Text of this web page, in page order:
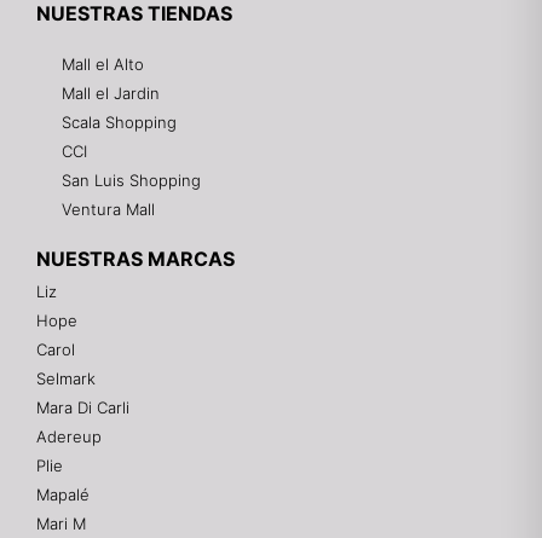
NUESTRAS TIENDAS
Mall el Alto
Mall el Jardin
Scala Shopping
CCI
San Luis Shopping
Ventura Mall
NUESTRAS MARCAS
Liz
Hope
Carol
Selmark
Mara Di Carli
Adereup
Plie
Mapalé
Mari M
¡Hola! 👋
Gracias por visitarnos. Te asesoramos
personalmente con tu compra: tallas, envíos y
pagos.